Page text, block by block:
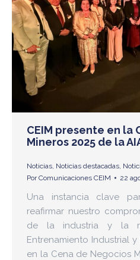
CEIM presente en la
Mineros 2025 de la
Noticias Noticias destacadas
PorComunicaciones CEIM 22
Una instancia clave
reafirmar nuestro
de la industria y la
Entrenamiento Industrial
en la Cena de Negocios